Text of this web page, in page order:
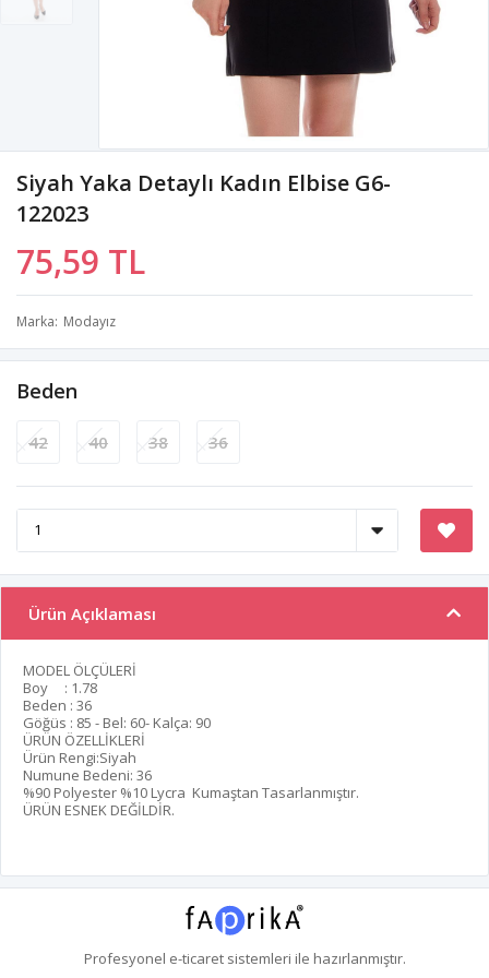
Siyah Yaka Detaylı Kadın Elbise G6-
122023
75,59 TL
Marka Modayız
Beden
42 40 38 36
Ürün Açıklaması
MODEL ÖLÇÜLERİ
Boy : 1.78
Beden : 36
Göğüs : 85 - Bel: 60- Kalça: 90
ÜRÜN ÖZELLİKLERİ
Ürün Rengi:Siyah
Numune Bedeni: 36
%90 Polyester %10 Lycra Kumaştan Tasarlanmıştır.
ÜRÜN ESNEK DEĞİLDİR.
Profesyonel e-ticaretsistemleri ile hazırlanmıştır.